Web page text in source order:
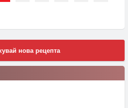
нова рецепта